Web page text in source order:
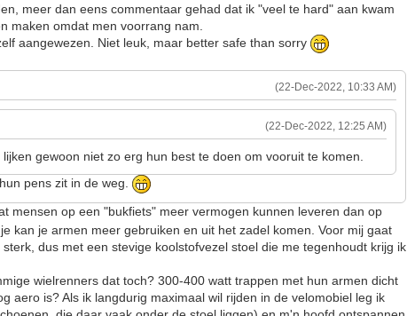
meer dan eens commentaar gehad dat ik "veel te hard" aan kwam
maken omdat men voorrang nam.
aangewezen. Niet leuk, maar better safe than sorry
(22-Dec-2022, 10:33 AM)
(22-Dec-2022, 12:25 AM)
gewoon niet zo erg hun best te doen om vooruit te komen.
pens zit in de weg.
mensen op een "bukfiets" meer vermogen kunnen leveren dan op
kan je armen meer gebruiken en uit het zadel komen. Voor mij gaat
dus met een stevige koolstofvezel stoel die me tegenhoudt krijg ik
wielrenners dat toch? 300-400 watt trappen met hun armen dicht
aero is? Als ik langdurig maximaal wil rijden in de velomobiel leg ik